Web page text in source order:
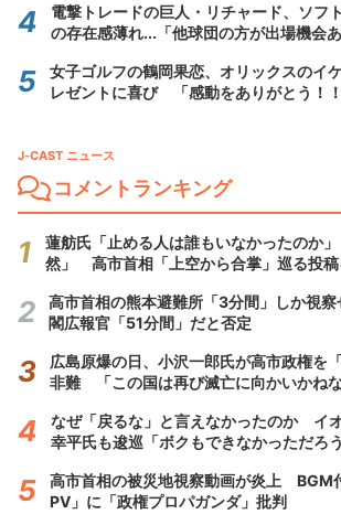
電撃トレードの巨人・リチャード、ソフ
の存在感薄れ...「他球団の方が出場機会
女子ゴルフの鶴岡果恋、オリックスのイ
レゼントに喜び 「感動をありがとう！！
J-CAST ニュース
コメントランキング
蓮舫氏「止める人は誰もいなかったのか
然」 高市首相「上空から合掌」巡る投
高市首相の熊本避難所「3分間」しか視
閣広報官「51分間」だと否定
広島原爆の日、小沢一郎氏が高市政権を
非難 「この国は再び滅亡に向かいかねな
なぜ「戻るな」と言えなかったのか イ
幸平氏も逡巡「ボクもできなかっただろ
高市首相の被災地視察動画が炎上 BGM
PV」に「政権プロパガンダ」批判